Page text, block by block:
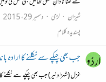
شیزان
لڑی دسمبر 29، 2015
پسندیدہ کلام
جب بھی چپکے سے نکلنے کا ارادہ
غزل (شہزاد نیر) جب بھی چپکے سے نکلنے کا